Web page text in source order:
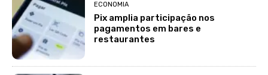
ECONOMIA
Pix amplia participação nos
pagamentos em bares e
restaurantes